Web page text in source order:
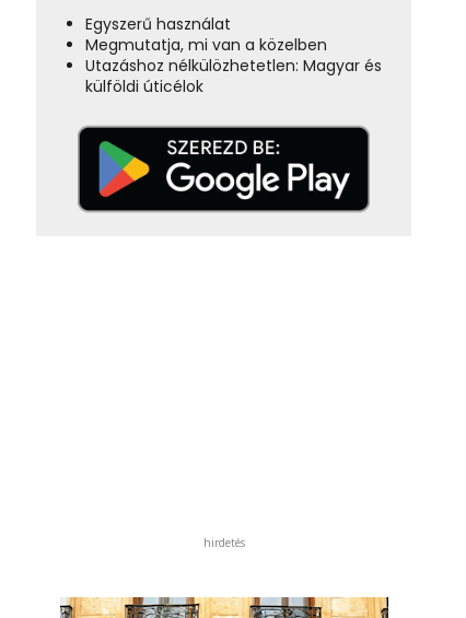
Egyszerű használat
Megmutatja, mi van a közelben
Utazáshoz nélkülözhetetlen: Magyar és
külföldi úticélok
hirdetés